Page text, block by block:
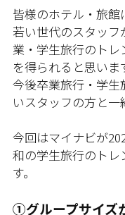
皆様のホテル・旅
若い世代のスタッ
業・学生旅行のト
を得られると思いま
今後卒業旅行・学
いスタッフの方と一
今回はマイナビが
和の学生旅行のトレ
す。
①グループサイズ